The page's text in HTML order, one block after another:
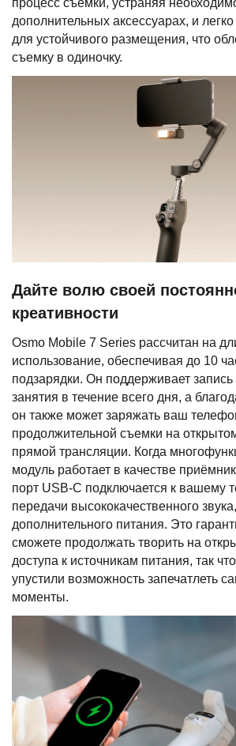
дополнительных аксессуарах, и
для устойчивого размещения, что
съемку в одиночку.
Дайте волю своей
креативности
Osmo Mobile 7 Series рассчитан на
использование, обеспечивая до 10
подзарядки. Он поддерживает запись
занятия в течение всего дня, а
он также может заряжать ваш
продолжительной съемки на
прямой трансляции. Когда
модуль работает в качестве
порт USB-C подключается к вашему
передачи высококачественного
дополнительного питания. Это
сможете продолжать творить на
доступа к источникам питания, так
упустили возможность запечатлеть
моменты.